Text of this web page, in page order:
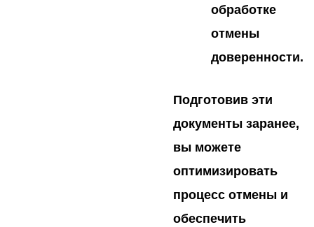
обработке
отмены
доверенности.
Подготовив эти
документы заранее,
вы можете
оптимизировать
процесс отмены и
обеспечить